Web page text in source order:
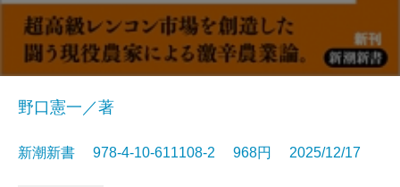
野口憲一／著
新潮新書 978-4-10-611108-2 968円 2025/12/17